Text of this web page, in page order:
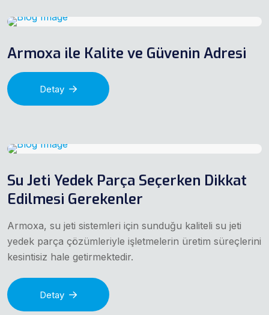
Armoxa ile Kalite ve Güvenin Adresi
Detay
Su Jeti Yedek Parça Seçerken Dikkat
Edilmesi Gerekenler
Armoxa, su jeti sistemleri için sunduğu kaliteli su jeti
yedek parça çözümleriyle işletmelerin üretim süreçlerini
kesintisiz hale getirmektedir.
Detay